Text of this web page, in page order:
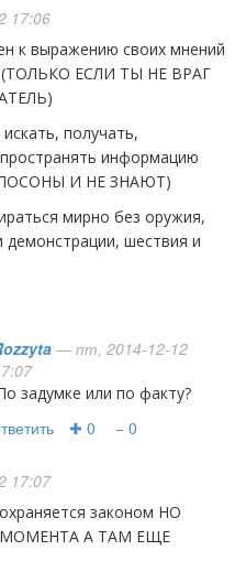
17:06
(ТОЛЬКО ЕСЛИ ТЫ НЕ ВРАГ
получать,
информацию
ПОСОНЫ И НЕ ЗНАЮТ)
мирно без оружия,
демонстрации, шествия и
— пт, 2014-12-12
по задумке или по факту?
✚ 0 − 0
17:07
А ТАМ ЕЩЕ